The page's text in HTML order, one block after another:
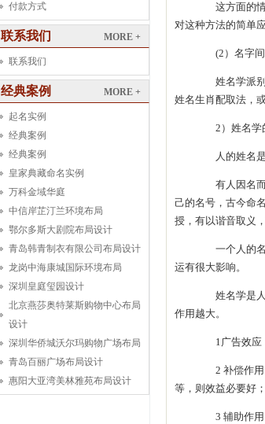
付款方式
MORE +
联系我们
联系我们
MORE +
经典案例
起名实例
经典案例
经典案例
皇家典藏命名实例
万科金域华庭
中信岸芷汀兰环境布局
鄂尔多斯大剧院布局设计
青岛韩青制衣有限公司布局设计
龙岗中海康城国际环境布局
深圳皇庭玺园设计
北京燕莎奥特莱斯购物中心布局
设计
深圳华侨城沃尔玛购物广场布局
青岛百丽广场布局设计
惠阳大亚湾美林雅苑布局设计
这方面的情
对这种方法的简单应
(2）名字间
姓名学派别
姓名生肖配取法，
2）姓名学
人的姓名是
有人因名而
己的名号，古今命
授，有以谐音取义
一个人的名
运有很大影响。
姓名学是人
作用越大。
1广告效应：
2 补偿作用
等，则效益必要好
3 辅助作用